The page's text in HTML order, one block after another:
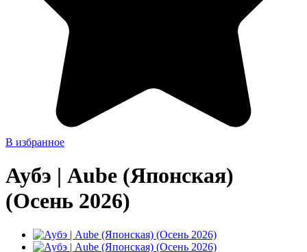
В избранное
Аубэ | Aube (Японская)
(Осень 2026)